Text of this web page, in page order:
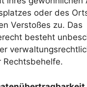
oder des
Verstoßes zu. Das
besteht
Rechtsbehelfe.